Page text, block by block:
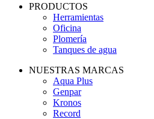
PRODUCTOS
Herramientas
Oficina
Plomería
Tanques de agua
NUESTRAS MARCAS
Aqua Plus
Genpar
Kronos
Record